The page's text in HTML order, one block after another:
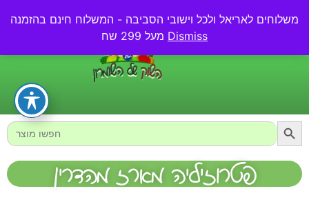
משלוחים לאריאל ולכל וישובי הסביבה - המשלוח חינם בהזמנה
Dismiss
0.00₪
Search
for:
פטרוזיליה מארז מהדרין